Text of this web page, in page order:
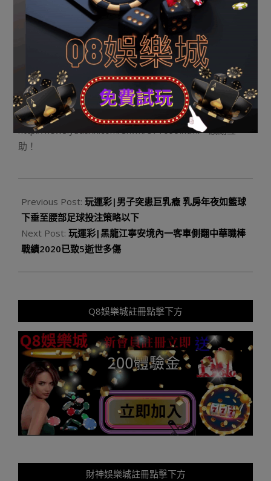
物，共致壹人逝世亡，其舉動觸犯了《中華人平易近共以
及國刑法》第二百六十三條之規則，犯法究竟清晰，證據
確鑿、充沛，應該以擄掠罪追查其刑事義務。依據《中華
人平易近共以及國刑事訴訟法》第壹百七十二條的規則，
提起公訴，請依法判處。 法庭將擇期宣判此案。
（齊魯晚報·齊魯一點記者萬兵） 《下平定催眠 90后女孩
在山東擄掠多名男微友致1逝世》由河南消息網-豫都網供
應，轉載請注明出處：
http://news.yuduxx.com/shwx/571099.html，感謝互
助！
09-
27
Previous Post: 玩運彩|男子突患巨乳癥 乳房年夜如籃球
下垂至腰部足球投注策略以下
Next Post: 玩運彩|黑龍江寧安境內一客車側翻中華職棒
戰績2020已致5逝世多傷
Q8娛樂城註冊點擊下方
財神娛樂城註冊點擊下方